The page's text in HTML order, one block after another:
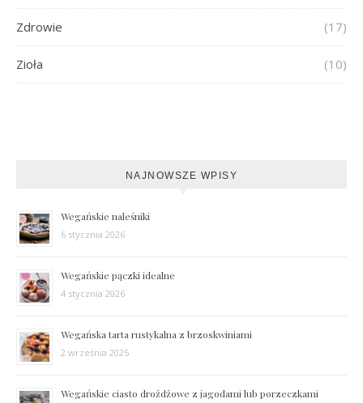
Zdrowie (17)
Zioła (10)
NAJNOWSZE WPISY
Wegańskie naleśniki
6 stycznia 2026
Wegańskie pączki idealne
4 stycznia 2026
Wegańska tarta rustykalna z brzoskwiniami
2 września 2025
Wegańskie ciasto drożdżowe z jagodami lub porzeczkami